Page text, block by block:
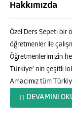
Hakkımızda
Özel Ders Sepeti bir
öğretmenler ile
Öğretmenlerimizin
Türkiye’ nin çeşitli
Amacımız tüm
DEVAMINI